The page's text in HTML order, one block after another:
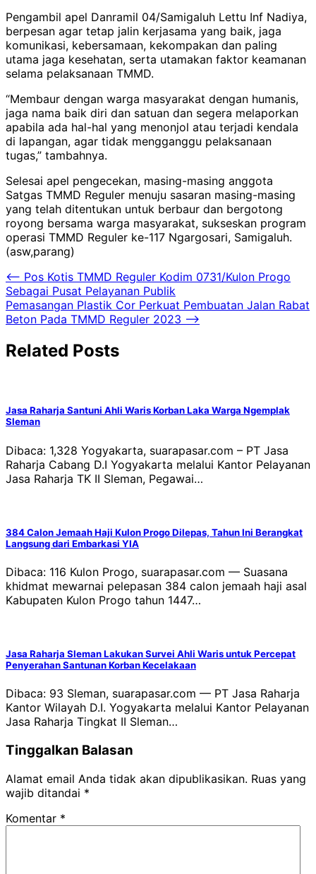
Pengambil apel Danramil 04/Samigaluh Lettu Inf Nadiya,
berpesan agar tetap jalin kerjasama yang baik, jaga
komunikasi, kebersamaan, kekompakan dan paling
utama jaga kesehatan, serta utamakan faktor keamanan
selama pelaksanaan TMMD.
“Membaur dengan warga masyarakat dengan humanis,
jaga nama baik diri dan satuan dan segera melaporkan
apabila ada hal-hal yang menonjol atau terjadi kendala
di lapangan, agar tidak mengganggu pelaksanaan
tugas,” tambahnya.
Selesai apel pengecekan, masing-masing anggota
Satgas TMMD Reguler menuju sasaran masing-masing
yang telah ditentukan untuk berbaur dan bergotong
royong bersama warga masyarakat, sukseskan program
operasi TMMD Reguler ke-117 Ngargosari, Samigaluh.
(asw,parang)
Navigasi
pos
⟵ Pos Kotis TMMD Reguler Kodim 0731/Kulon Progo
Sebagai Pusat Pelayanan Publik
Pemasangan Plastik Cor Perkuat Pembuatan Jalan Rabat
Beton Pada TMMD Reguler 2023 ⟶
Related Posts
Jasa Raharja Santuni Ahli Waris Korban Laka Warga Ngemplak
Sleman
Dibaca: 1,328 Yogyakarta, suarapasar.com – PT Jasa
Raharja Cabang D.I Yogyakarta melalui Kantor Pelayanan
Jasa Raharja TK II Sleman, Pegawai…
384 Calon Jemaah Haji Kulon Progo Dilepas, Tahun Ini Berangkat
Langsung dari Embarkasi YIA
Dibaca: 116 Kulon Progo, suarapasar.com — Suasana
khidmat mewarnai pelepasan 384 calon jemaah haji asal
Kabupaten Kulon Progo tahun 1447…
Jasa Raharja Sleman Lakukan Survei Ahli Waris untuk Percepat
Penyerahan Santunan Korban Kecelakaan
Dibaca: 93 Sleman, suarapasar.com — PT Jasa Raharja
Kantor Wilayah D.I. Yogyakarta melalui Kantor Pelayanan
Jasa Raharja Tingkat II Sleman…
Tinggalkan Balasan
Alamat email Anda tidak akan dipublikasikan. Ruas yang
wajib ditandai *
Komentar *